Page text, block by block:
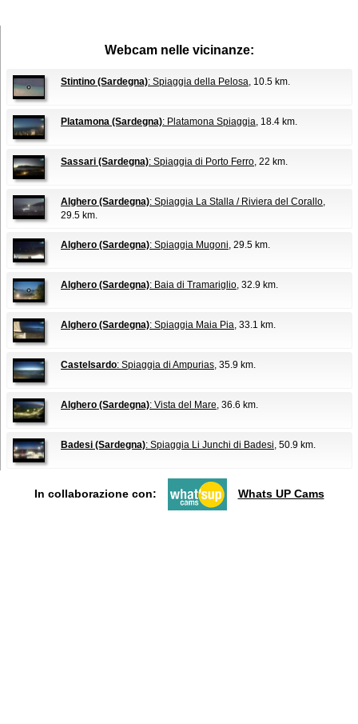
Webcam nelle vicinanze:
Stintino (Sardegna): Spiaggia della Pelosa, 10.5 km.
Platamona (Sardegna): Platamona Spiaggia, 18.4 km.
Sassari (Sardegna): Spiaggia di Porto Ferro, 22 km.
Alghero (Sardegna): Spiaggia La Stalla / Riviera del Corallo,
29.5 km.
Alghero (Sardegna): Spiaggia Mugoni, 29.5 km.
Alghero (Sardegna): Baia di Tramariglio, 32.9 km.
Alghero (Sardegna): Spiaggia Maia Pia, 33.1 km.
Castelsardo: Spiaggia di Ampurias, 35.9 km.
Alghero (Sardegna): Vista del Mare, 36.6 km.
Badesi (Sardegna): Spiaggia Li Junchi di Badesi, 50.9 km.
In collaborazione con: Whats UP Cams